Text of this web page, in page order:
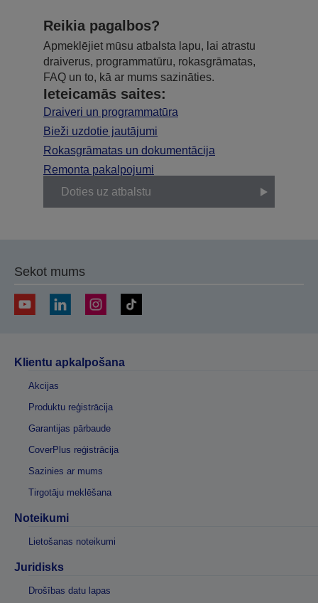
Reikia pagalbos?
Apmeklējiet mūsu atbalsta lapu, lai atrastu
draiverus, programmatūru, rokasgrāmatas,
FAQ un to, kā ar mums sazināties.
Ieteicamās saites:
Draiveri un programmatūra
Bieži uzdotie jautājumi
Rokasgrāmatas un dokumentācija
Remonta pakalpojumi
Doties uz atbalstu
Sekot mums
Klientu apkalpošana
Akcijas
Produktu reģistrācija
Garantijas pārbaude
CoverPlus reģistrācija
Sazinies ar mums
Tirgotāju meklēšana
Noteikumi
Lietošanas noteikumi
Juridisks
Drošības datu lapas